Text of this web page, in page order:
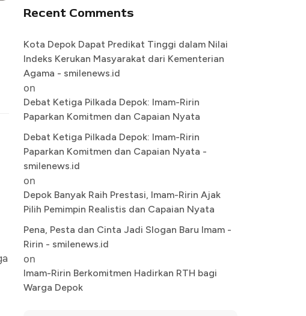
Recent Comments
Kota Depok Dapat Predikat Tinggi dalam Nilai
Indeks Kerukan Masyarakat dari Kementerian
Agama - smilenews.id
on
Debat Ketiga Pilkada Depok: Imam-Ririn
Paparkan Komitmen dan Capaian Nyata
Debat Ketiga Pilkada Depok: Imam-Ririn
Paparkan Komitmen dan Capaian Nyata -
smilenews.id
on
Depok Banyak Raih Prestasi, Imam-Ririn Ajak
Pilih Pemimpin Realistis dan Capaian Nyata
Pena, Pesta dan Cinta Jadi Slogan Baru Imam -
Ririn - smilenews.id
on
Imam-Ririn Berkomitmen Hadirkan RTH bagi
Warga Depok